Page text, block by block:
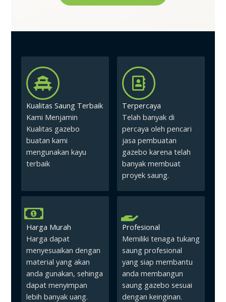
Kualitas Saung Terbaik
Kami Menjamin
Kualitas gazebo
buatan kami
mengunakan kayu
terbaik
Terpercaya
Telah banyak di
percaya oleh pencari
jasa pembuatan
gazebo karena telah
banyak membuat
proyek saung.
Harga Murah
Harga dapat
menyesuaikan dengan
material yang akan
anda gunakan, sehinga
dapat menyimpan
lebih banyak uang.
Profesional
Memiliki tenaga tukang
saung profesional
yang siap membantu
anda membangun
saung gazebo sesuai
dengan keinginan.